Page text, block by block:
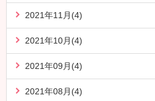
2021年11月(4)
2021年10月(4)
2021年09月(4)
2021年08月(4)